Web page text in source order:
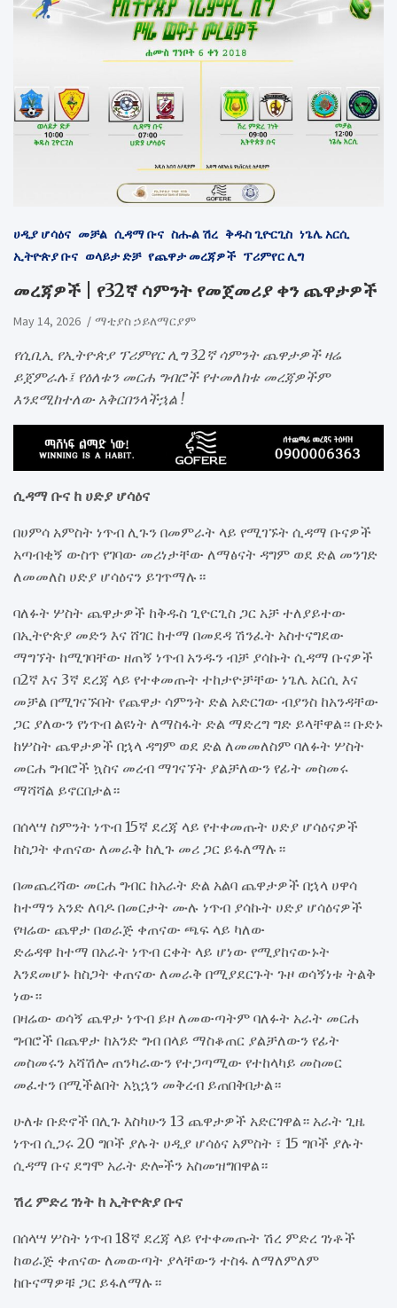
ሀዲያ ሆሳዕና መቻል ሲዳማ ቡና ስሑል ሽረ ቅዱስ ጊዮርጊስ ነጌሌ አርሲ
ኢትዮጵያ ቡና ወላይታ ድቻ የጨዋታ መረጃዎች ፕሪምየር ሊግ
መረጃዎች | የ32ኛ ሳምንት የመጀመሪያ ቀን ጨዋታዎች
May 14, 2026 ማቲያስ ኃይለማርያም
የሲቢኢ የኢትዮጵያ ፕሪምየር ሊግ 32ኛ ሳምንት ጨዋታዎች ዛሬ
ይጀምራሉ፤ የዕለቱን መርሐ ግብሮች የተመለከቱ መረጃዎችም
እንደሚከተለው አቅርበንላችኋል !
ሲዳማ ቡና ከ ሀድያ ሆሳዕና
በሀምሳ አምስት ነጥብ ሊጉን በመምራት ላይ የሚገኙት ሲዳማ ቡናዎች
አጣብቂኝ ውስጥ የገባው መሪነታቸው ለማፅናት ዳግም ወደ ድል መንገድ
ለመመለስ ሀድያ ሆሳዕናን ይገጥማሉ።
ባለፉት ሦስት ጨዋታዎች ከቅዱስ ጊዮርጊስ ጋር አቻ ተለያይተው
በኢትዮጵያ መድን እና ሸገር ከተማ በመደዳ ሽንፈት አስተናግደው
ማግኘት ከሚገባቸው ዘጠኝ ነጥብ አንዱን ብቻ ያሳኩት ሲዳማ ቡናዎች
በ2ኛ እና 3ኛ ደረጃ ላይ የተቀመጡት ተከታዮቻቸው ነጌሌ አርሲ እና
መቻል በሚገናኙበት የጨዋታ ሳምንት ድል አድርገው ብያንስ ከአንዳቸው
ጋር ያለውን የነጥብ ልዩነት ለማስፋት ድል ማድረግ ግድ ይላቸዋል። ቡድኑ
ከሦስት ጨዋታዎች በኋላ ዳግም ወደ ድል ለመመለስም ባለፉት ሦስት
መርሐ ግብሮች ኳስና መረብ ማገናኘት ያልቻለውን የፊት መስመሩ
ማሻሻል ይኖርበታል።
በሰላሣ ስምንት ነጥብ 15ኛ ደረጃ ላይ የተቀመጡት ሀድያ ሆሳዕናዎች
ከስጋት ቀጠናው ለመራቅ ከሊጉ መሪ ጋር ይፋለማሉ።
በመጨረሻው መርሐ ግብር ከአራት ድል አልባ ጨዋታዎች በኋላ ሀዋሳ
ከተማን አንድ ለባዶ በመርታት ሙሉ ነጥብ ያሳኩት ሀድያ ሆሳዕናዎች
የዛሬው ጨዋታ በወራጅ ቀጠናው ጫፍ ላይ ካለው
ድሬዳዋ ከተማ በአራት ነጥብ ርቀት ላይ ሆነው የሚያከናውኑት
እንደመሆኑ ከስጋት ቀጠናው ለመራቅ በሚያደርጉት ጉዞ ወሳኝነቱ ትልቅ
ነው።
በዛሬው ወሳኝ ጨዋታ ነጥብ ይዞ ለመውጣትም ባለፉት አራት መርሐ
ግብሮች በጨዋታ ከአንድ ግብ በላይ ማስቆጠር ያልቻለውን የፊት
መስመሩን አሻሽሎ ጠንካራውን የተጋጣሚው የተከላካይ መስመር
መፈተን በሚችልበት አኳኋን መቅረብ ይጠበቅበታል።
ሁለቱ ቡድኖች በሊጉ እስካሁን 13 ጨዋታዎች አድርገዋል። አራት ጊዜ
ነጥብ ሲጋሩ 20 ግቦች ያሉት ሀዲያ ሆሳዕና አምስት ፣ 15 ግቦች ያሉት
ሲዳማ ቡና ደግሞ አራት ድሎችን አስመዝግበዋል።
ሽረ ምድረ ገነት ከ ኢትዮጵያ ቡና
በሰላሣ ሦስት ነጥብ 18ኛ ደረጃ ላይ የተቀመጡት ሽረ ምድረ ገነቶች
ከወራጅ ቀጠናው ለመውጣት ያላቸውን ተስፋ ለማለምለም
ከቡናማዎቹ ጋር ይፋለማሉ።